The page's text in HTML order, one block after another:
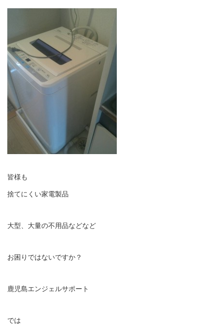
皆様も
捨てにくい家電製品
大型、大量の不用品などなど
お困りではないですか？
鹿児島エンジェルサポート
では